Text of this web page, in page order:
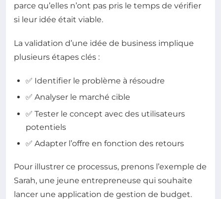
parce qu’elles n’ont pas pris le temps de vérifier
si leur idée était viable.
La validation d’une idée de business implique
plusieurs étapes clés :
✅ Identifier le problème à résoudre
✅ Analyser le marché cible
✅ Tester le concept avec des utilisateurs
potentiels
✅ Adapter l’offre en fonction des retours
Pour illustrer ce processus, prenons l’exemple de
Sarah, une jeune entrepreneuse qui souhaite
lancer une application de gestion de budget.